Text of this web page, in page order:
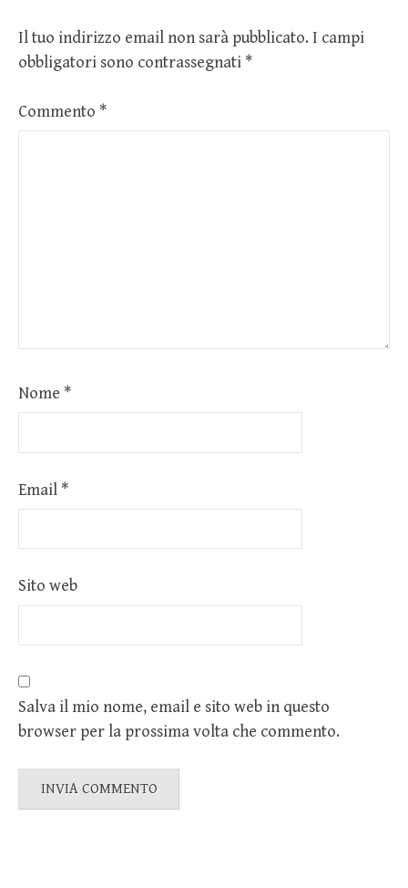
Il tuo indirizzo email non sarà pubblicato. I campi
obbligatori sono contrassegnati *
Commento *
Nome *
Email *
Sito web
Salva il mio nome, email e sito web in questo
browser per la prossima volta che commento.